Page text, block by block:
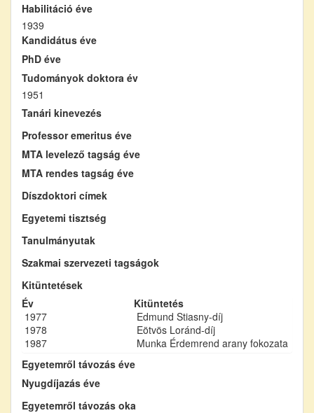
Habilitáció éve
1939
Kandidátus éve
PhD éve
Tudományok doktora év
1951
Tanári kinevezés
Professor emeritus éve
MTA levelező tagság éve
MTA rendes tagság éve
Díszdoktori címek
Egyetemi tisztség
Tanulmányutak
Szakmai szervezeti tagságok
Kitüntetések
Év
Kitüntetés
1977
Edmund Stiasny-díj
1978
Eötvös Loránd-díj
1987
Munka Érdemrend arany fokozata
Egyetemről távozás éve
Nyugdíjazás éve
Egyetemről távozás oka